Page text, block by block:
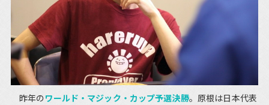
昨年のワールド・マジック・カップ予選決勝。原根は日本代表